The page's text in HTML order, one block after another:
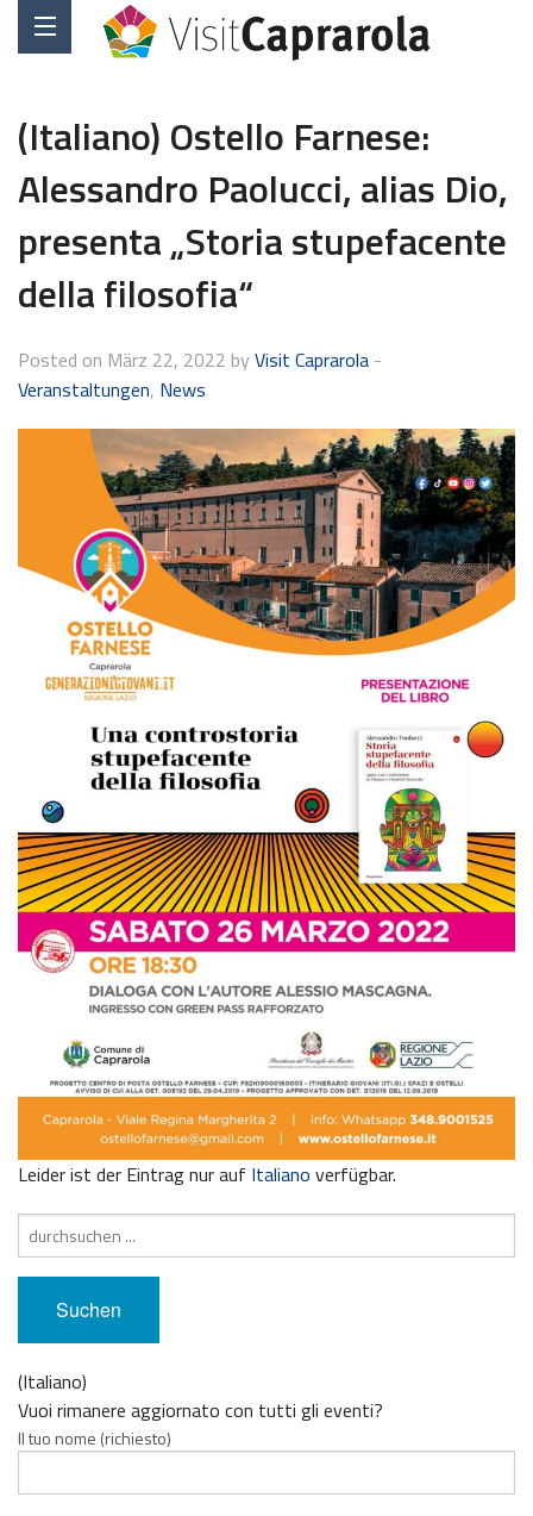
(Italiano) Ostello Farnese:
Alessandro Paolucci, alias Dio,
presenta „Storia stupefacente
della filosofia“
Posted on März 22, 2022 by Visit Caprarola -
Veranstaltungen, News
Leider ist der Eintrag nur auf Italiano verfügbar.
Suche
nach:
(Italiano)
Vuoi rimanere aggiornato con tutti gli eventi?
Il tuo nome (richiesto)